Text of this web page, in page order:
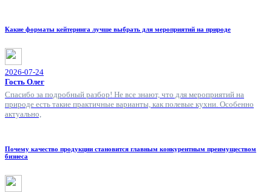
Какие форматы кейтеринга лучше выбрать для мероприятий на природе
2026-07-24
Гость Олег
Спасибо за подробный разбор! Не все знают, что для мероприятий на
природе есть такие практичные варианты, как полевые кухни. Особенно
актуально,
Почему качество продукции становится главным конкурентным преимуществом
бизнеса